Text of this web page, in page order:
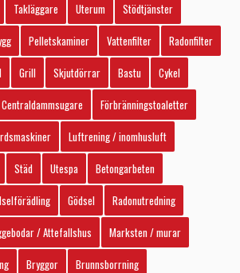
Takläggare Uterum
Stödtjänster
Pelletskaminer Vattenfilter
Radonfilter
Grill Skjutdörrar Bastu
Cykel
Centraldammsugare
Förbränningstoaletter
Luftrening / inomhusluft
Städ Utespa
Betongarbeten
Gödsel
Radonutredning
/ Attefallshus
Marksten / murar
Bryggor
Brunnsborrning